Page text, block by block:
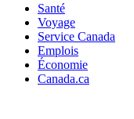
Santé
Voyage
Service Canada
Emplois
Économie
Canada.ca